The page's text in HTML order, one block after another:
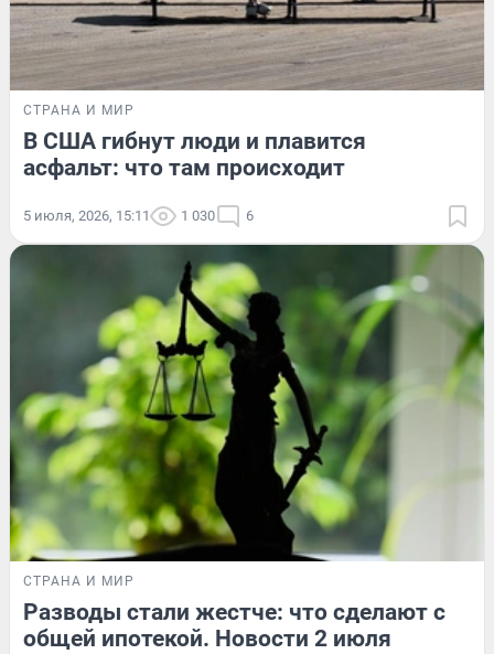
СТРАНА И МИР
В США гибнут люди и плавится
асфальт: что там происходит
5 июля, 2026, 15:11 1 030 6
СТРАНА И МИР
Разводы стали жестче: что сделают с
общей ипотекой. Новости 2 июля